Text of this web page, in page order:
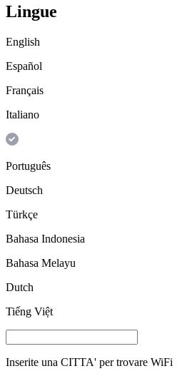
Lingue
English
Español
Français
Italiano
Português
Deutsch
Türkçe
Bahasa Indonesia
Bahasa Melayu
Dutch
Tiếng Việt
Inserite una CITTA' per trovare WiFi